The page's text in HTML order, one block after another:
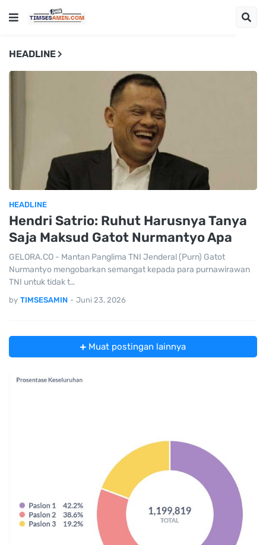
HEADLINE
HEADLINE
Hendri Satrio: Ruhut Harusnya Tanya
Saja Maksud Gatot Nurmantyo Apa
GELORA.CO - Mantan Panglima TNI Jenderal (Purn) Gatot
Nurmantyo mengobarkan semangat kepada para purnawirawan
TNI untuk tidak t…
by TIMSESAMIN - Juni 23, 2026
Muat postingan lainnya